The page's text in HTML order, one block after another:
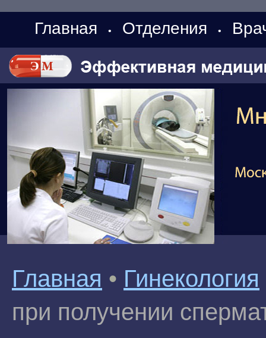
Главная • Отделения •
Главная • Гинекология
при получении